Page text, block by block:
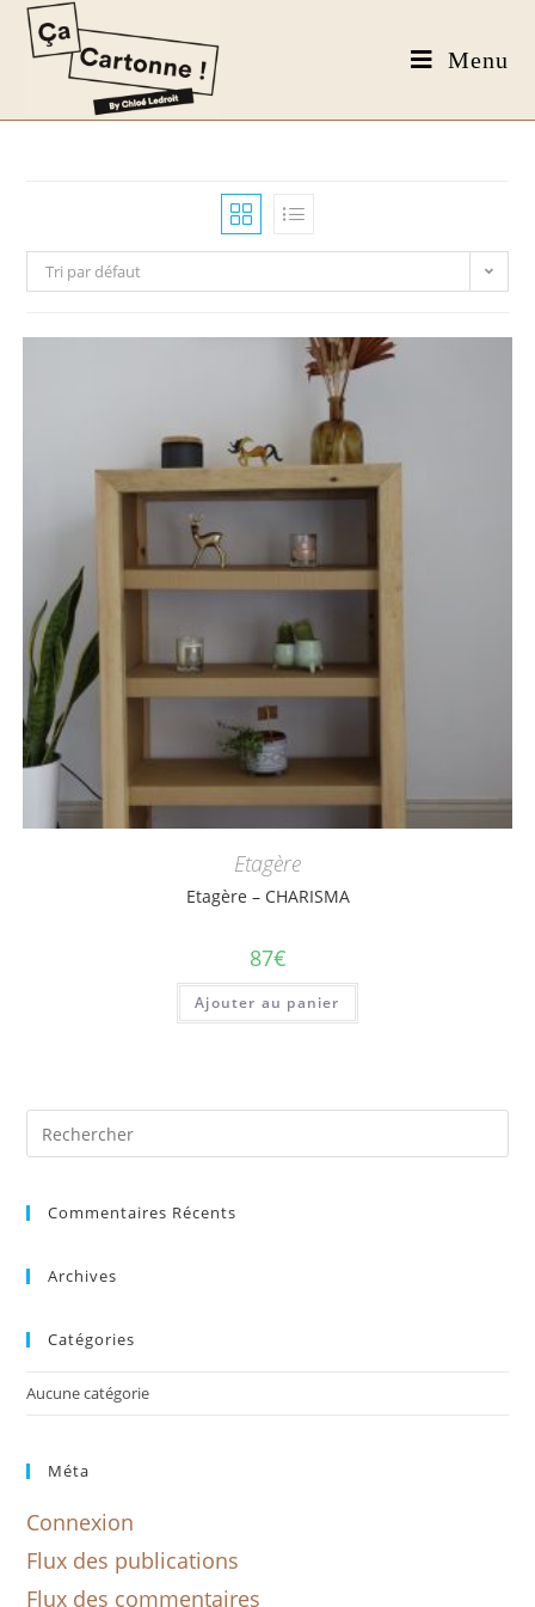
Menu
Tri par défaut
Etagère
Etagère – CHARISMA
87€
Ajouter au panier
Commentaires Récents
Archives
Catégories
Aucune catégorie
Méta
Connexion
Flux des publications
Flux des commentaires